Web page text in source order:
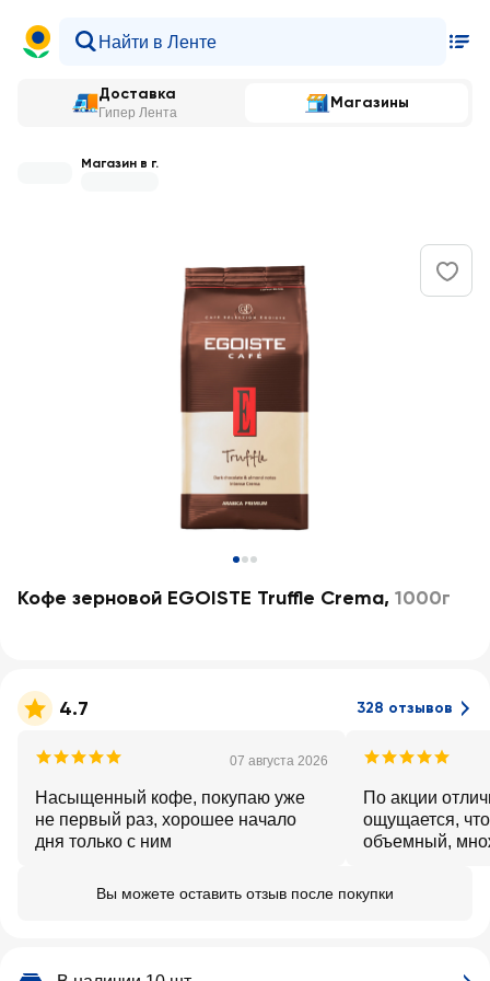
Доставка
Гипер Лента
Магазины
Магазин в г.
Кофе зерновой EGOISTE Truffle Crema, 1000г
4.7 328 отзывов
07 августа 2026
Насыщенный кофе, покупаю уже
не первый раз, хорошее начало
дня только с ним
По акции
ощущается,
объемный,
Вы можете оставить отзыв после покупки